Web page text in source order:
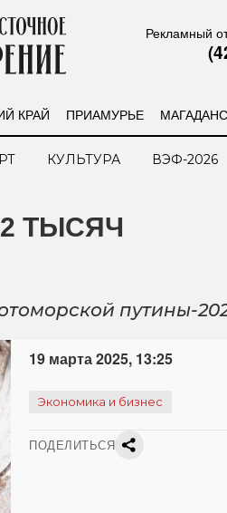
Рекламный
КРАЙ ПРИАМУРЬЕ
КУЛЬТУРА ВЭФ-2026
ТЫСЯЧ
путины-
19 марта 2025, 13:25
Экономика и бизнес
ПОДЕЛИТЬСЯ